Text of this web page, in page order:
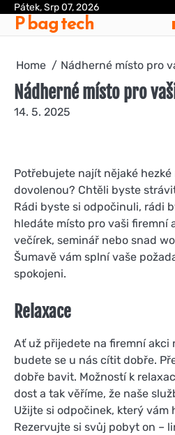
Skip
content
Pátek, Srp 07, 2026
P bag tech
Home Nádherné místo pro
Nádherné místo pro
14. 5. 2025
Potřebujete najít nějaké hezké
dovolenou? Chtěli byste
Rádi byste si odpočinuli, rádi
hledáte místo pro vaši firemní
večírek, seminář nebo snad
Šumavě vám splní vaše
spokojeni.
Relaxace
Ať už přijedete na firemní akci
budete se u nás cítit dobře.
dobře bavit. Možností k
dost a tak věříme, že naše
Užijte si odpočinek, který vám
Rezervujte si svůj pobyt on –